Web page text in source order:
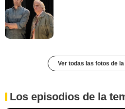
Ver todas las fotos de
Los episodios de la